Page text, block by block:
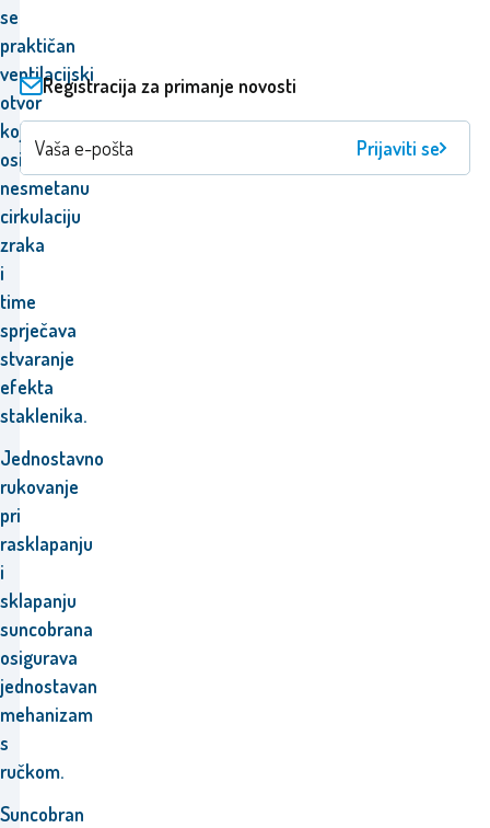
se
praktičan
ventilacijski
otvor
koji
osigurava
nesmetanu
cirkulaciju
zraka
i
time
sprječava
stvaranje
efekta
staklenika.
Jednostavno
rukovanje
pri
rasklapanju
i
sklapanju
suncobrana
osigurava
jednostavan
mehanizam
s
ručkom.
Suncobran
Registracija za primanje novosti
Prijaviti se